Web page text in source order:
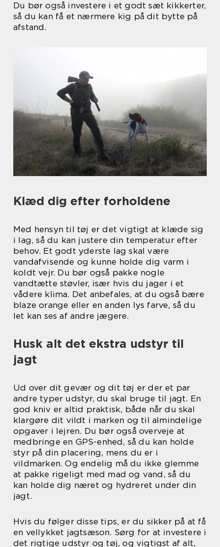
Du bør også investere i et godt sæt kikkerter,
så du kan få et nærmere kig på dit bytte på
afstand.
Klæd dig efter forholdene
Med hensyn til tøj er det vigtigt at klæde sig
i lag, så du kan justere din temperatur efter
behov. Et godt yderste lag skal være
vandafvisende og kunne holde dig varm i
koldt vejr. Du bør også pakke nogle
vandtætte støvler, især hvis du jager i et
vådere klima. Det anbefales, at du også bære
blaze orange eller en anden lys farve, så du
let kan ses af andre jægere.
Husk alt det ekstra udstyr til
jagt
Ud over dit gevær og dit tøj er der et par
andre typer udstyr, du skal bruge til jagt. En
god kniv er altid praktisk, både når du skal
klargøre dit vildt i marken og til almindelige
opgaver i lejren. Du bør også overveje at
medbringe en GPS-enhed, så du kan holde
styr på din placering, mens du er i
vildmarken. Og endelig må du ikke glemme
at pakke rigeligt med mad og vand, så du
kan holde dig næret og hydreret under din
jagt.
Hvis du følger disse tips, er du sikker på at få
en vellykket jagtsæson. Sørg for at investere i
det rigtige udstyr og tøj, og vigtigst af alt,